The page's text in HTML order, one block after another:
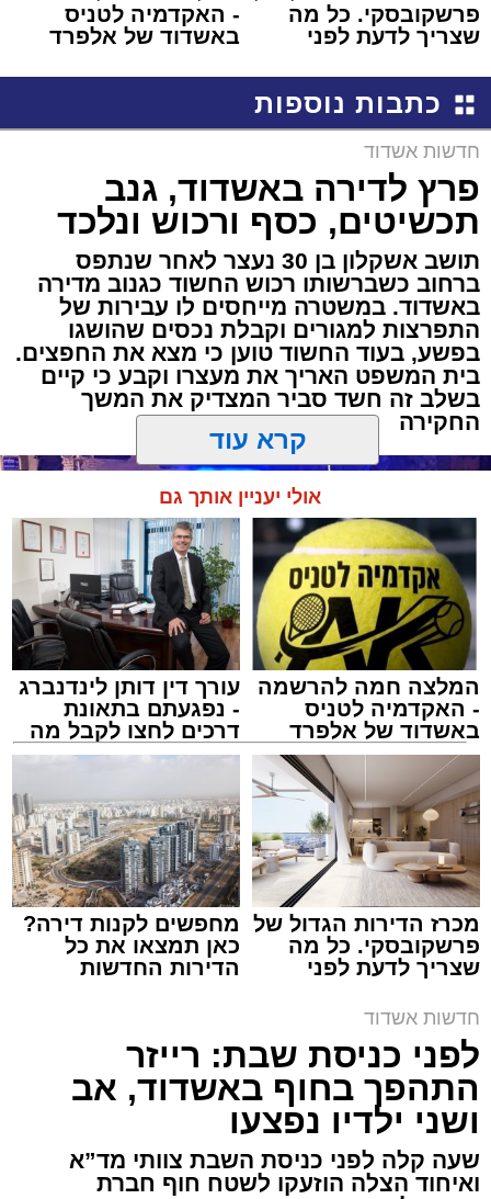
פרשקובסקי. כל מה
שצריך לדעת לפני
באשדוד
- האקדמיה לטניס
באשדוד של אלפרד
כתבות נוספות
חדשות אשדוד
פרץ לדירה באשדוד, גנב
תכשיטים, כסף ורכוש ונלכד
תושב אשקלון בן 30 נעצר לאחר שנתפס
ברחוב כשברשותו רכוש החשוד כגנוב מדירה
באשדוד. במשטרה מייחסים לו עבירות של
התפרצות למגורים וקבלת נכסים שהושגו
בפשע, בעוד החשוד טוען כי מצא את החפצים.
בית המשפט האריך את מעצרו וקבע כי קיים
בשלב זה חשד סביר המצדיק את המשך
החקירה
ארכיון המשטרה
עופר אשטוקר / 21:28 08.08.26
תגים:משטרת אשדוד, פריצה לבית באשדוד
תושב אשקלון בן 30 נעצר השבוע באשדוד לאחר
שנתפס ברחוב כשברשותו רכוש החשוד כגנוב,
ובהמשך הובא לבית משפט השלום באשקלון,
קרא עוד
אולי יעניין אותך גם
המלצה חמה להרשמה
- האקדמיה לטניס
באשדוד של אלפרד
קריאולנסקי - לילדים
עורך דין דותן לינדנברג
- נפגעתם בתאונת
דרכים לחצו לקבל מה
שמגיע לכם
מכרז הדירות הגדול של
פרשקובסקי. כל מה
שצריך לדעת לפני
באשדוד
מחפשים לקנות דירה?
כאן תמצאו את כל
הדירות החדשות
חדשות אשדוד
לפני כניסת שבת: רייזר
התהפך בחוף באשדוד, אב
ושני ילדיו נפצעו
שעה קלה לפני כניסת השבת צוותי מד”א
ואיחוד הצלה הוזעקו לשטח חוף חברת